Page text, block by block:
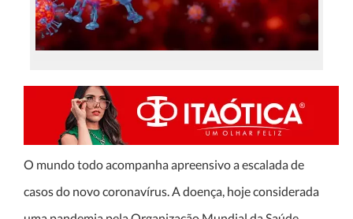
O mundo todo acompanha apreensivo a escalada de
casos do novo coronavírus. A doença, hoje considerada